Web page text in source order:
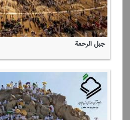
جبل الرحمة